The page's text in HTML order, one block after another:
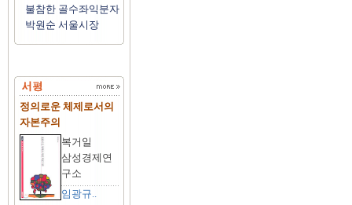
불참한 골수좌익분자
박원순 서울시장
정의로운 체제로서의
자본주의
복거일
삼성경제연
구소
임광규..